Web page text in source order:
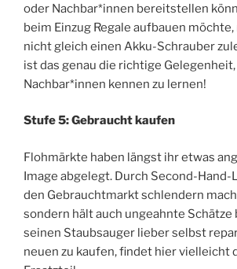
oder Nachbar*innen bereitstellen
beim Einzug Regale aufbauen
nicht gleich einen Akku-Schrauber
ist das genau die richtige
Nachbar*innen kennen zu lernen!
Stufe 5: Gebraucht kaufen
Flohmärkte haben längst ihr etwas
Image abgelegt. Durch Second-Hand-
den Gebrauchtmarkt schlendern
sondern hält auch ungeahnte Schätze
seinen Staubsauger lieber selbst
neuen zu kaufen, findet hier vielleicht